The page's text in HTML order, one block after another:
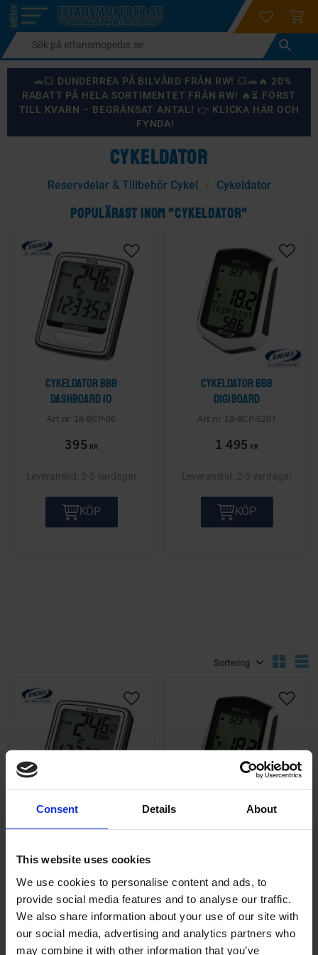
Consent Details About
This website uses cookies
We use cookies to personalise content and ads, to
provide social media features and to analyse our traffic.
We also share information about your use of our site with
our social media, advertising and analytics partners who
may combine it with other information that you’ve
Meny
login
🚗💥 DUNDERREA PÅ BILVÅRD FRÅN RW! 💥🚗🔥 20%
RABATT PÅ HELA SORTIMENTET FRÅN RW! 🔥⏳ FÖRST
TILL KVARN – BEGRÄNSAT ANTAL! 👉 KLICKA HÄR OCH
FYNDA!
CYKELDATOR
Reservdelar & Tillbehör Cykel Cykeldator
POPULÄRAST INOM "CYKELDATOR"
Cykeldator BBB
DashBoard 10
18-BCP-06
395 KR
2-5 vardagar
KÖP
Cykeldator BBB
DigiBoard
18-BCP-5207
1 495 KR
2-5 vardagar
KÖP
Cykeldator BBB
Cykeldator med lättläst
display och som är
enkel att manövrera
och ställa in. Kan
monteras både på styre
och styrstam och är
vattentät.
18-BCP-06
395
Lägg till i önskelista
Cykeldator BBB
lilla extra. Förutom de
vanliga funktionerna
har den också trådlös
ANT+med både
hastighet, kadens
(tillbehör) och puls.
18-BCP-5207
1 495
Lägg